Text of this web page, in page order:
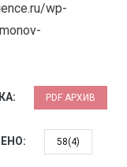
wp-
PDF АРХИВ
58(4)